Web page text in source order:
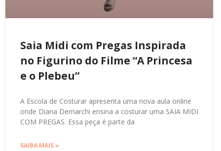
Saia Midi com Pregas Inspirada
no Figurino do Filme “A Princesa
e o Plebeu”
A Escola de Costurar apresenta uma nova aula online
onde Diana Demarchi ensina a costurar uma SAIA MIDI
COM PREGAS. Essa peça é parte da
SAIBA MAIS »